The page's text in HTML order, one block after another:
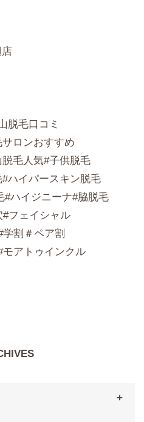
脱毛口コミ
ロンおすすめ
毛人気#子供脱毛
ハイパースキン脱毛
#ハイジニーナ#脇脱毛
フェイシャル
割＃ペア割
アトゥインクル